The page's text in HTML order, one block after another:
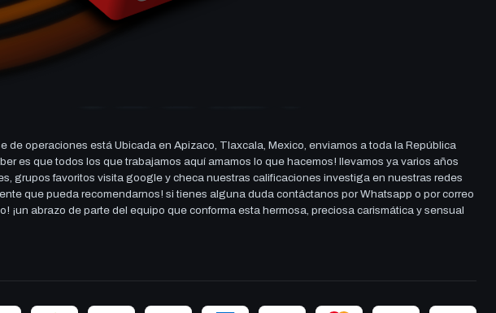
operaciones está Ubicada en Apizaco, Tlaxcala, Mexico, enviamos a toda la República
es que todos los que trabajamos aquí amamos lo que hacemos! llevamos ya varios años
grupos favoritos visita google y checa nuestras calificaciones investiga en nuestras redes
que pueda recomendarnos! si tienes alguna duda contáctanos por Whatsapp o por correo
abrazo de parte del equipo que conforma esta hermosa, preciosa carismática y sensual